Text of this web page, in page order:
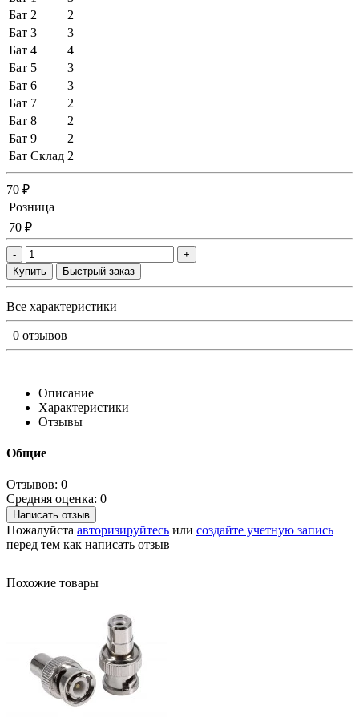
Бат 2
2
Бат 3
3
Бат 4
4
Бат 5
3
Бат 6
3
Бат 7
2
Бат 8
2
Бат 9
2
Бат Склад 2
70 ₽
Розница
70 ₽
-
+
Купить
Быстрый заказ
Все характеристики
0 отзывов
Описание
Характеристики
Отзывы
Общие
Отзывов: 0
Средняя оценка: 0
Написать отзыв
Пожалуйста авторизируйтесь или создайте учетную запись
перед тем как написать отзыв
Похожие товары